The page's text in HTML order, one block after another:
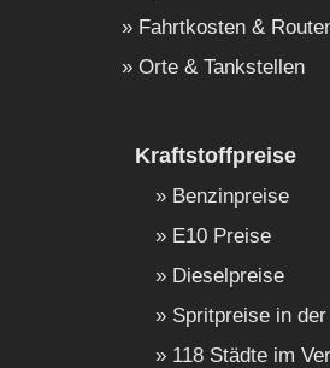
Fahrtkosten &
Orte & Tankstellen
Kraftstoffpreise
Benzinpreise
E10 Preise
Dieselpreise
Spritpreise in
118 Städte im